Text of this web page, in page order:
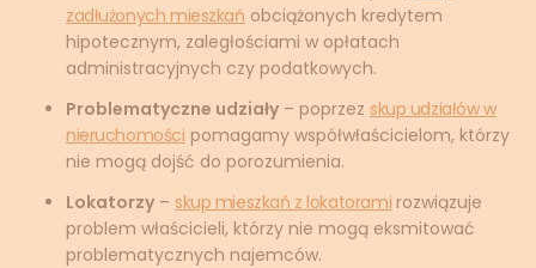
zadłużonych mieszkań obciążonych kredytem
hipotecznym, zaległościami w opłatach
administracyjnych czy podatkowych.
Problematyczne udziały – poprzez skup udziałów w
nieruchomości pomagamy współwłaścicielom, którzy
nie mogą dojść do porozumienia.
Lokatorzy – skup mieszkań z lokatorami rozwiązuje
problem właścicieli, którzy nie mogą eksmitować
problematycznych najemców.